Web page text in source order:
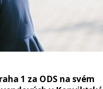
1 za ODS na svém